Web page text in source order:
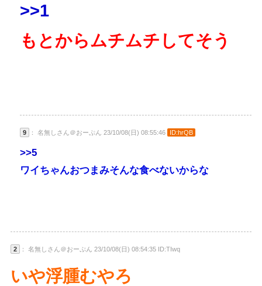
>>1
もとからムチムチしてそう
9 ： 名無しさん＠おーぷん 23/10/08(日) 08:55:46 ID:hrQB
>>5
ワイちゃんおつまみそんな食べないからな
2 ： 名無しさん＠おーぷん 23/10/08(日) 08:54:35 ID:TIwq
いや浮腫むやろ